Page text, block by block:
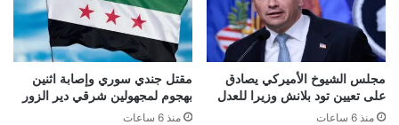
مجلس الشيوخ الأميركي يصادق
على تعيين تود بلانش وزيرا للعدل
منذ 6 ساعات
مقتل جندي سوري وإصابة اثنين
بهجوم لمجهولين شرقي دير الزور
منذ 6 ساعات